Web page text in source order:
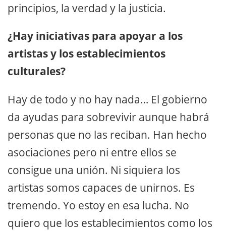
principios, la verdad y la justicia.
¿Hay iniciativas para apoyar a los
artistas y los establecimientos
culturales?
Hay de todo y no hay nada… El gobierno
da ayudas para sobrevivir aunque habrá
personas que no las reciban. Han hecho
asociaciones pero ni entre ellos se
consigue una unión. Ni siquiera los
artistas somos capaces de unirnos. Es
tremendo. Yo estoy en esa lucha. No
quiero que los establecimientos como los